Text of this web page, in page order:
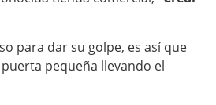
para dar su golpe, es así que
pequeña llevando el